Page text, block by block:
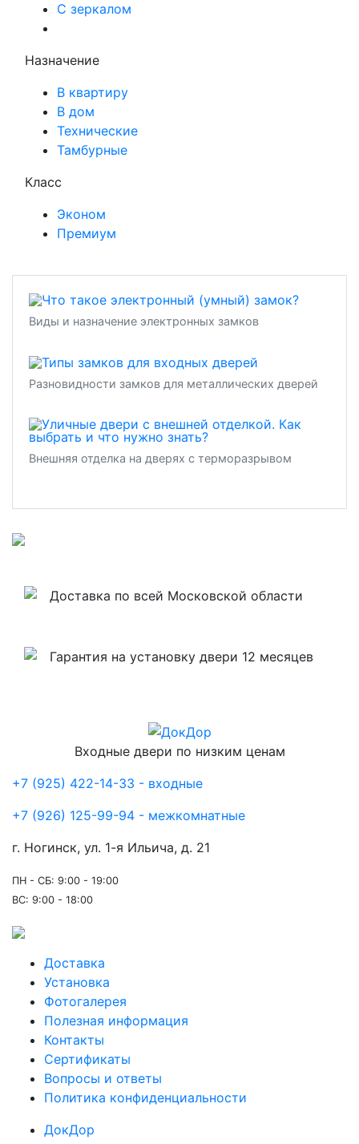
С зеркалом
Назначение
В квартиру
В дом
Технические
Тамбурные
Класс
Эконом
Премиум
Виды и назначение электронных замков
Разновидности замков для металлических дверей
Внешняя отделка на дверях с терморазрывом
Доставка по всей Московской области
Гарантия на установку двери 12 месяцев
Входные двери по низким ценам
+7 (925) 422-14-33 - входные
+7 (926) 125-99-94 - межкомнатные
г. Ногинск, ул. 1-я Ильича, д. 21
ПН - СБ: 9:00 - 19:00
ВС: 9:00 - 18:00
Доставка
Установка
Фотогалерея
Полезная информация
Контакты
Сертификаты
Вопросы и ответы
Политика конфиденциальности
ДокДор